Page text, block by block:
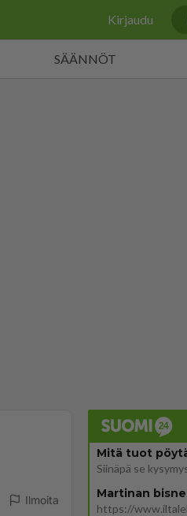
Kirjaudu
SÄÄNNÖT
Ilmoita